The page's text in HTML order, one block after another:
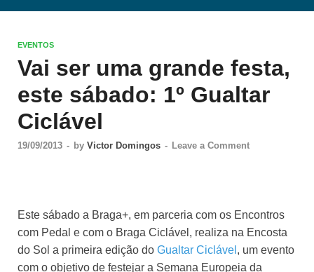
EVENTOS
Vai ser uma grande festa,
este sábado: 1º Gualtar
Ciclável
19/09/2013 - by Victor Domingos - Leave a Comment
Este sábado a Braga+, em parceria com os Encontros
com Pedal e com o Braga Ciclável, realiza na Encosta
do Sol a primeira edição do Gualtar Ciclável , um evento
com o objetivo de festejar a Semana Europeia da